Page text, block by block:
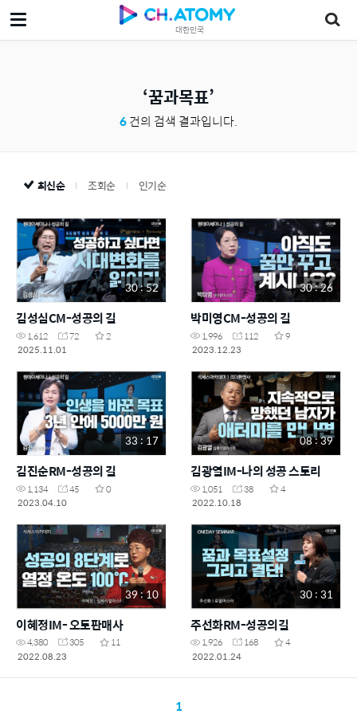
대한민국
꿈과목표
6건의 검색 결과입니다.
최신순 조회순 인기순
30 : 52
김성심CM-성공의 길
1,612 72
2
2025.11.01
30 : 26
박미영CM-성공의 길
1,996 112
9
2023.12.23
33 : 17
김진순RM-성공의 길
1,134 45
0
2023.04.10
08 : 39
김광열IM-나의 성공 스토리
1,051 38
4
2022.10.18
39 : 10
이혜정IM- 오토판매사
4,380 305
11
2022.08.23
30 : 31
주선화RM-성공의길
1,926 168
4
2022.01.24
1